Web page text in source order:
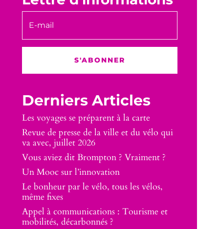
S'ABONNER
Derniers Articles
Les voyages se préparent à la carte
Revue de presse de la ville et du vélo qui
va avec, juillet 2026
Vous aviez dit Brompton ? Vraiment ?
Un Mooc sur l’innovation
Le bonheur par le vélo, tous les vélos,
même fixes
Appel à communications : Tourisme et
mobilités, décarbonnés ?